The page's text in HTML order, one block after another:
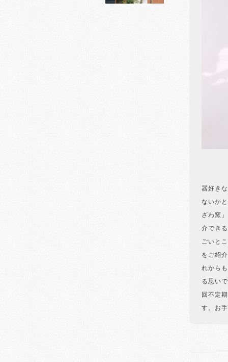
器好き
ないか
ざわ窯
介でき
ごいと
をご紹
れから
る思い
回不定
す。お